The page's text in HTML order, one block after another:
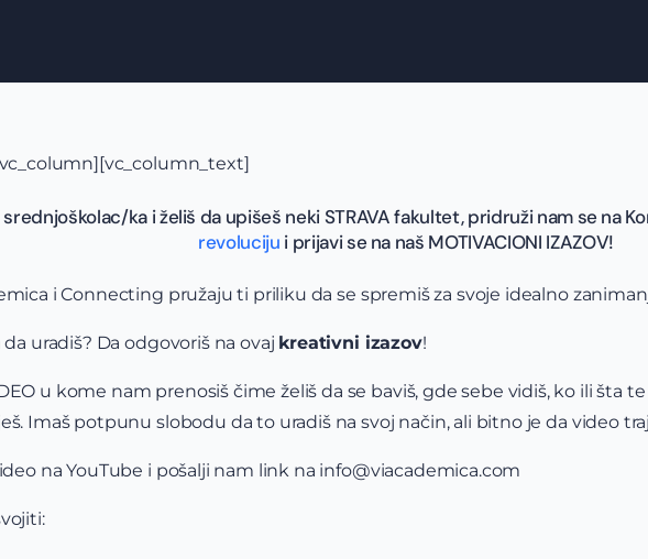
srednjoškolac/ka i želiš da upišeš neki STRAVA fakultet, pridruži nam se na
revoluciju i prijavi se na naš MOTIVACIONI IZAZOV!
i Connecting pružaju ti priliku da se spremiš za svoje idealno
uradiš? Da odgovoriš na ovaj kreativni izazov!
u kome nam prenosiš čime želiš da se baviš, gde sebe vidiš, ko ili šta
Imaš potpunu slobodu da to uradiš na svoj način, ali bitno je da video
na YouTube i pošalji nam link na info@viacademica.com